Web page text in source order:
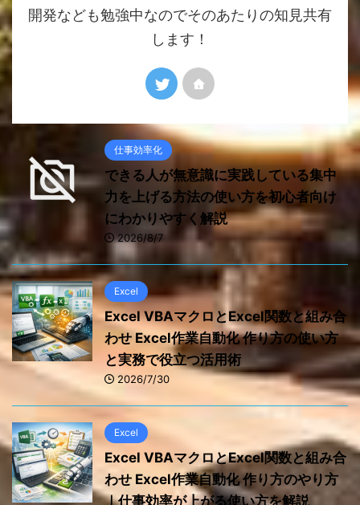
開発なども勉強中なのでそのあたりの知見共有
します！
仕事効率化
できる人が無意識に実践している集中
力を上げる方法の使い方を初心者向け
にわかりやすく解説
2026/8/7
Excel
Excel VBAマクロとExcel関数と組み合
わせ Excel作業自動化 作り方の使い方
と実務で役立つ活用術
2026/7/30
Excel
Excel VBAマクロとExcel関数と組み合
わせ Excel作業自動化 作り方のやり方
｜仕事効率が上がる使い方を解説